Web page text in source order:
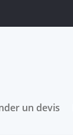
un devis